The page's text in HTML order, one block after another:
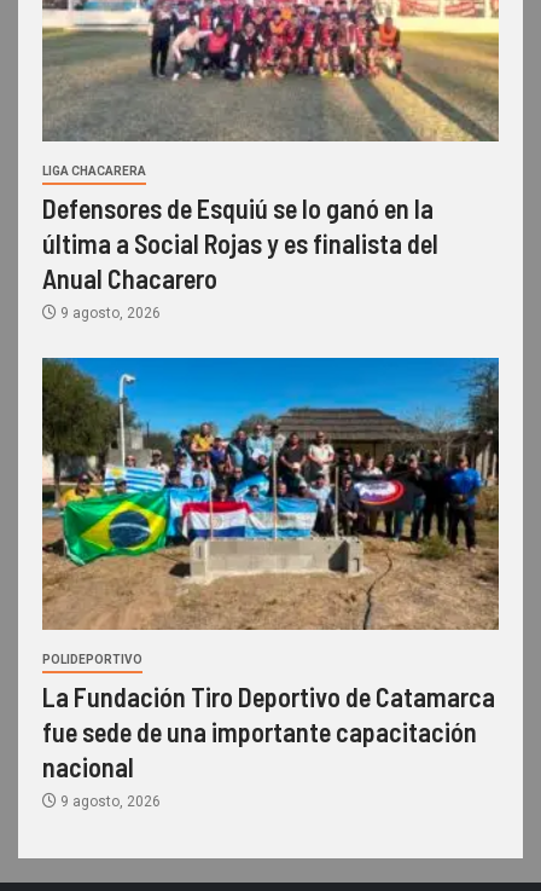
LIGA CHACARERA
Defensores de Esquiú se lo ganó en la
última a Social Rojas y es finalista del
Anual Chacarero
9 agosto, 2026
POLIDEPORTIVO
La Fundación Tiro Deportivo de Catamarca
fue sede de una importante capacitación
nacional
9 agosto, 2026